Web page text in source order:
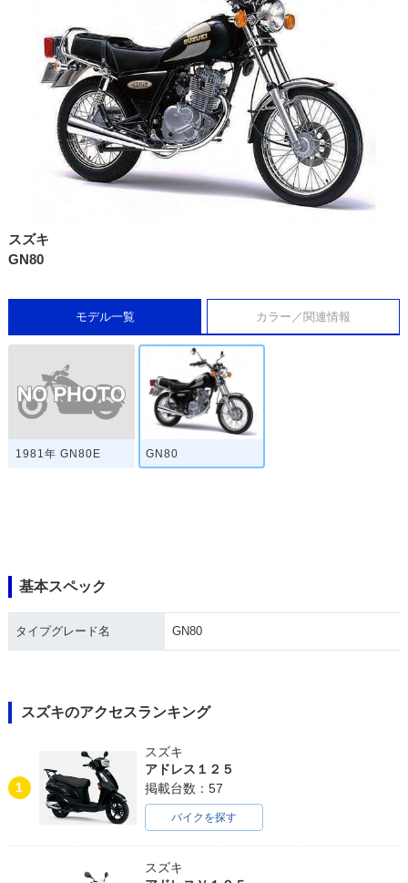
スズキ
GN80
モデル一覧 カラー／関連情報
1981年 GN80E GN80
基本スペック
タイプグレード名 GN80
スズキのアクセスランキング
1
スズキ
アドレス１２５
掲載台数：57
バイクを探す
スズキ